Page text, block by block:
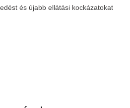
és újabb ellátási kockázatokat